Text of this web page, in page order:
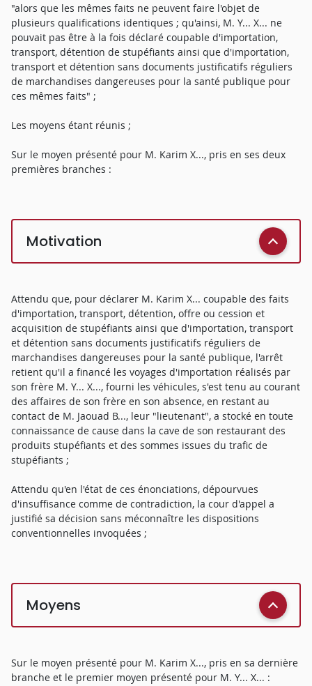
"alors que les mêmes faits ne peuvent faire l'objet de
plusieurs qualifications identiques ; qu'ainsi, M. Y... X... ne
pouvait pas être à la fois déclaré coupable d'importation,
transport, détention de stupéfiants ainsi que d'importation,
transport et détention sans documents justificatifs réguliers
de marchandises dangereuses pour la santé publique pour
ces mêmes faits" ;
Les moyens étant réunis ;
Sur le moyen présenté pour M. Karim X..., pris en ses deux
premières branches :
Motivation
Attendu que, pour déclarer M. Karim X... coupable des faits
d'importation, transport, détention, offre ou cession et
acquisition de stupéfiants ainsi que d'importation, transport
et détention sans documents justificatifs réguliers de
marchandises dangereuses pour la santé publique, l'arrêt
retient qu'il a financé les voyages d'importation réalisés par
son frère M. Y... X..., fourni les véhicules, s'est tenu au courant
des affaires de son frère en son absence, en restant au
contact de M. Jaouad B..., leur "lieutenant", a stocké en toute
connaissance de cause dans la cave de son restaurant des
produits stupéfiants et des sommes issues du trafic de
stupéfiants ;
Attendu qu'en l'état de ces énonciations, dépourvues
d'insuffisance comme de contradiction, la cour d'appel a
justifié sa décision sans méconnaître les dispositions
conventionnelles invoquées ;
Moyens
Sur le moyen présenté pour M. Karim X..., pris en sa dernière
branche et le premier moyen présenté pour M. Y... X... :